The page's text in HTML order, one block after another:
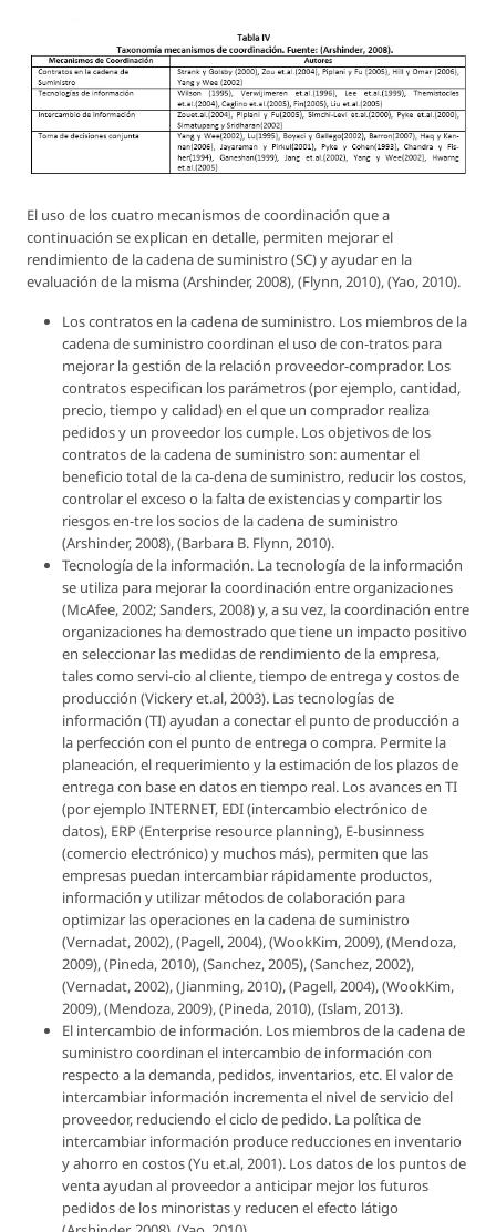
El uso de los cuatro mecanismos de coordinación que a
continuación se explican en detalle, permiten mejorar el
rendimiento de la cadena de suministro (SC) y ayudar en la
evaluación de la misma (Arshinder, 2008), (Flynn, 2010), (Yao, 2010).
Los contratos en la cadena de suministro. Los miembros de la
cadena de suministro coordinan el uso de con-tratos para
mejorar la gestión de la relación proveedor-comprador. Los
contratos especifican los parámetros (por ejemplo, cantidad,
precio, tiempo y calidad) en el que un comprador realiza
pedidos y un proveedor los cumple. Los objetivos de los
contratos de la cadena de suministro son: aumentar el
beneficio total de la ca-dena de suministro, reducir los costos,
controlar el exceso o la falta de existencias y compartir los
riesgos en-tre los socios de la cadena de suministro
(Arshinder, 2008), (Barbara B. Flynn, 2010).
Tecnología de la información. La tecnología de la información
se utiliza para mejorar la coordinación entre organizaciones
(McAfee, 2002; Sanders, 2008) y, a su vez, la coordinación entre
organizaciones ha demostrado que tiene un impacto positivo
en seleccionar las medidas de rendimiento de la empresa,
tales como servi-cio al cliente, tiempo de entrega y costos de
producción (Vickery et.al, 2003). Las tecnologías de
información (TI) ayudan a conectar el punto de producción a
la perfección con el punto de entrega o compra. Permite la
planeación, el requerimiento y la estimación de los plazos de
entrega con base en datos en tiempo real. Los avances en TI
(por ejemplo INTERNET, EDI (intercambio electrónico de
datos), ERP (Enterprise resource planning), E-businness
(comercio electrónico) y muchos más), permiten que las
empresas puedan intercambiar rápidamente productos,
información y utilizar métodos de colaboración para
optimizar las operaciones en la cadena de suministro
(Vernadat, 2002), (Pagell, 2004), (WookKim, 2009), (Mendoza,
2009), (Pineda, 2010), (Sanchez, 2005), (Sanchez, 2002),
(Vernadat, 2002), (Jianming, 2010), (Pagell, 2004), (WookKim,
2009), (Mendoza, 2009), (Pineda, 2010), (Islam, 2013).
El intercambio de información. Los miembros de la cadena de
suministro coordinan el intercambio de información con
respecto a la demanda, pedidos, inventarios, etc. El valor de
intercambiar información incrementa el nivel de servicio del
proveedor, reduciendo el ciclo de pedido. La política de
intercambiar información produce reducciones en inventario
y ahorro en costos (Yu et.al, 2001). Los datos de los puntos de
venta ayudan al proveedor a anticipar mejor los futuros
pedidos de los minoristas y reducen el efecto látigo